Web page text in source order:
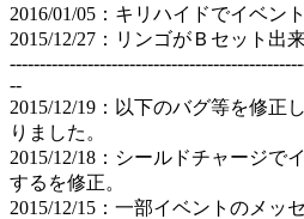
2016/01/05：キリハイドでイベン
2015/12/27：リンゴがＢセット出
--
2015/12/19：以下のバグ等を修正
りました。
2015/12/18：シールドチャージで
するを修正。
2015/12/15：一部イベントのメッ